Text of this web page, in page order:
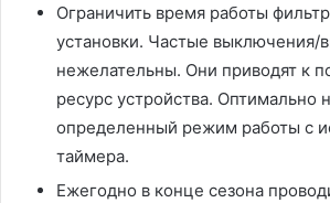
Ограничить время работы
установки. Частые выключения/
нежелательны. Они приводят к
ресурс устройства. Оптимально
определенный режим работы с
таймера.
Ежегодно в конце сезона